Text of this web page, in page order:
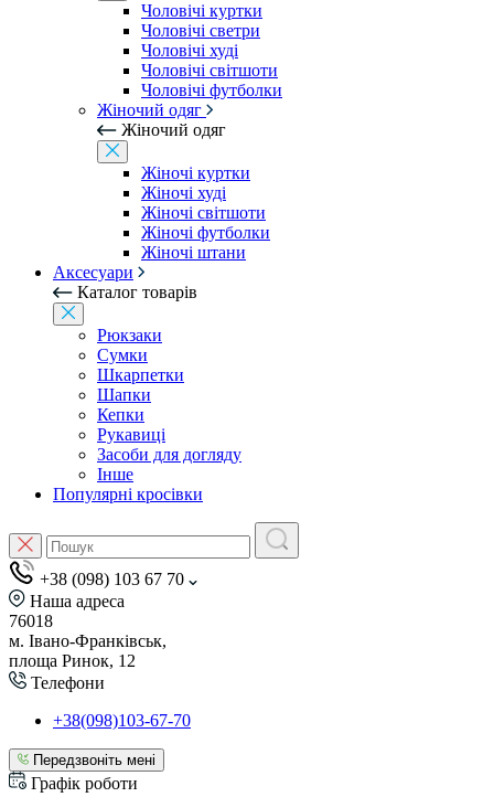
Чоловічі куртки
Чоловічі светри
Чоловічі худі
Чоловічі світшоти
Чоловічі футболки
Жіночий одяг
Жіночий одяг
Жіночі куртки
Жіночі худі
Жіночі світшоти
Жіночі футболки
Жіночі штани
Аксесуари
Каталог товарів
Рюкзаки
Сумки
Шкарпетки
Шапки
Кепки
Рукавиці
Засоби для догляду
Інше
Популярні кросівки
+38 (098) 103 67 70
Наша адреса
76018
м. Івано-Франківськ,
площа Ринок, 12
Телефони
+38(098)103-67-70
Передзвоніть мені
Графік роботи